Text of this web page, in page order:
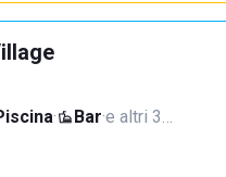
· Bar·e altri 3…